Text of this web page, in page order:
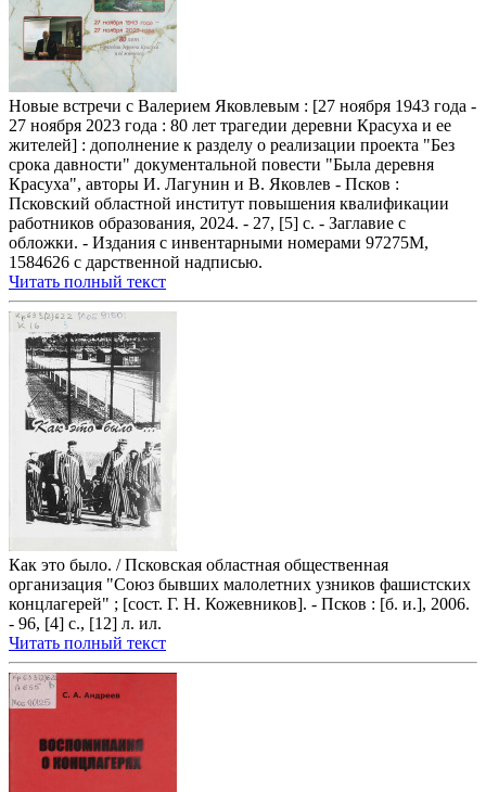
Новые встречи с Валерием Яковлевым : [27 ноября 1943 года -
27 ноября 2023 года : 80 лет трагедии деревни Красуха и ее
жителей] : дополнение к разделу о реализации проекта "Без
срока давности" документальной повести "Была деревня
Красуха", авторы И. Лагунин и В. Яковлев - Псков :
Псковский областной институт повышения квалификации
работников образования, 2024. - 27, [5] с. - Заглавие с
обложки. - Издания с инвентарными номерами 97275M,
1584626 с дарственной надписью.
Читать полный текст
Как это было. / Псковская областная общественная
организация "Союз бывших малолетних узников фашистских
концлагерей" ; [сост. Г. Н. Кожевников]. - Псков : [б. и.], 2006.
- 96, [4] с., [12] л. ил.
Читать полный текст